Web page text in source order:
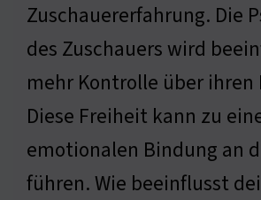
Zuschauererfahrung. Die
des Zuschauers wird
mehr Kontrolle über ihren
Diese Freiheit kann zu
emotionalen Bindung an
führen. Wie beeinflusst